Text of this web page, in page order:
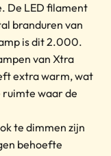
De LED filament
branduren van
is dit 2.000.
van Xtra
extra warm, wat
waar de
te dimmen zijn
behoefte